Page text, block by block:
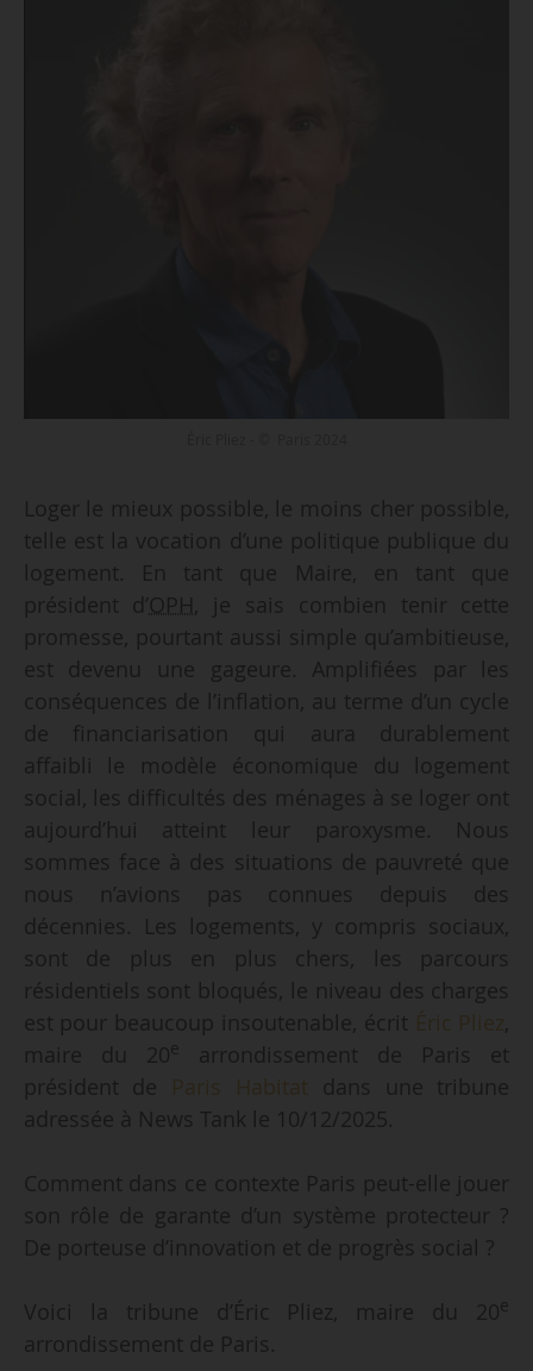
Loger le mieux possible, le moins cher possible,
telle est la vocation d’une politique publique du
logement. En tant que Maire, en tant que
président d’OPH, je sais combien tenir cette
promesse, pourtant aussi simple qu’ambitieuse,
est devenu une gageure. Amplifiées par les
conséquences de l’inflation, au terme d’un cycle
de financiarisation qui aura durablement
affaibli le modèle économique du logement
social, les difficultés des ménages à se loger ont
aujourd’hui atteint leur paroxysme. Nous
sommes face à des situations de pauvreté que
nous n’avions pas connues depuis des
décennies. Les logements, y compris sociaux,
sont de plus en plus chers, les parcours
résidentiels sont bloqués, le niveau des charges
est pour beaucoup insoutenable, écrit
,
maire du 20e
arrondissement de Paris et
président de
dans une tribune
adressée à News Tank le 10/12/2025.
Comment dans ce contexte Paris peut-elle jouer
son rôle de garante d’un système protecteur ?
De porteuse d’innovation et de progrès social ?
Voici la tribune d’Éric Pliez, maire du 20e
arrondissement de Paris.